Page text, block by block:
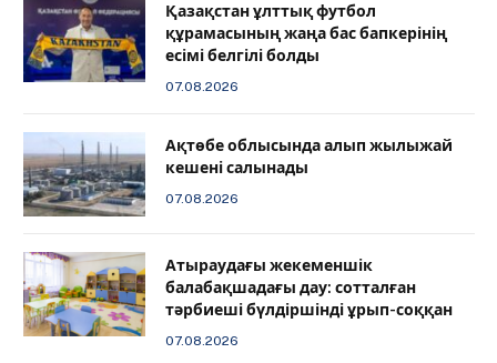
Қазақстан ұлттық футбол
құрамасының жаңа бас бапкерінің
есімі белгілі болды
07.08.2026
Ақтөбе облысында алып жылыжай
кешені салынады
07.08.2026
Атыраудағы жекеменшік
балабақшадағы дау: сотталған
тәрбиеші бүлдіршінді ұрып-соққан
07.08.2026